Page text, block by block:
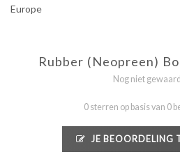
Europe
Rubber (Neopreen)
Nog niet
0 sterren op basis van 0
JE BEOORDELING